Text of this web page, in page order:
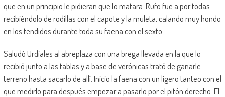
que en un principio le pidieran que lo matara. Rufo fue a por todas
recibiéndolo de rodillas con el capote y la muleta, calando muy hondo
en los tendidos durante toda su faena con el sexto.
Saludó Urdiales al abreplaza con una brega llevada en la que lo
recibió junto a las tablas y a base de verónicas trató de ganarle
terreno hasta sacarlo de allí. Inicio la faena con un ligero tanteo con el
que medirlo para después empezar a pasarlo por el pitón derecho. El